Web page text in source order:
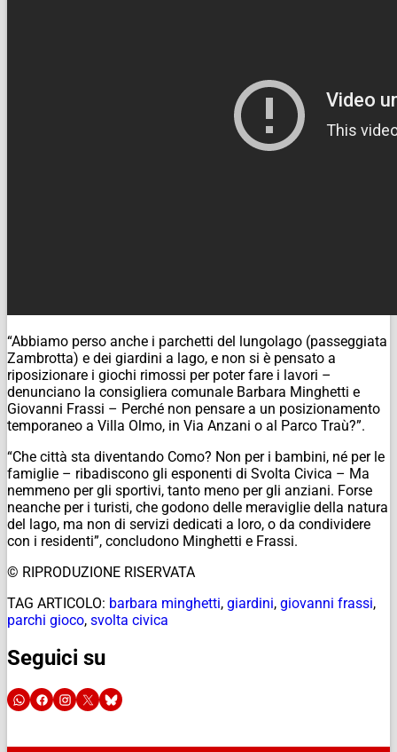
“Abbiamo perso anche i parchetti del lungolago (passeggiata
Zambrotta) e dei giardini a lago, e non si è pensato a
riposizionare i giochi rimossi per poter fare i lavori –
denunciano la consigliera comunale Barbara Minghetti e
Giovanni Frassi – Perché non pensare a un posizionamento
temporaneo a Villa Olmo, in Via Anzani o al Parco Traù?”.
“Che città sta diventando Como? Non per i bambini, né per le
famiglie – ribadiscono gli esponenti di Svolta Civica – Ma
nemmeno per gli sportivi, tanto meno per gli anziani. Forse
neanche per i turisti, che godono delle meraviglie della natura
del lago, ma non di servizi dedicati a loro, o da condividere
con i residenti”, concludono Minghetti e Frassi.
© RIPRODUZIONE RISERVATA
TAG ARTICOLO: barbara minghetti, giardini, giovanni frassi,
parchi gioco, svolta civica
Seguici su